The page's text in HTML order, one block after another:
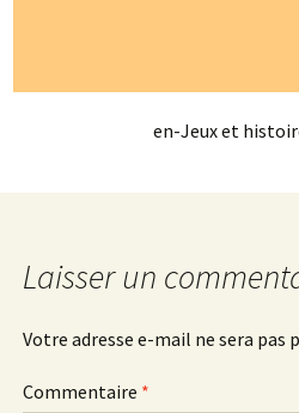
en-Jeux et
Laisser un
Votre adresse e-mail ne sera pas
Commentaire *